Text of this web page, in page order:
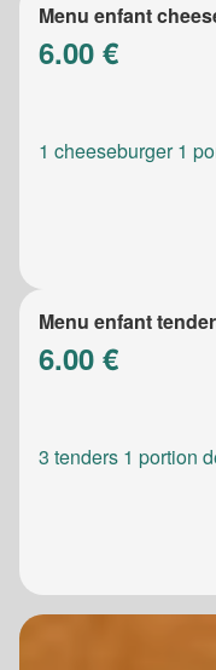
Menu enfant
6.00 €
1 cheeseburger 1
Menu enfant
6.00 €
3 tenders 1 portion